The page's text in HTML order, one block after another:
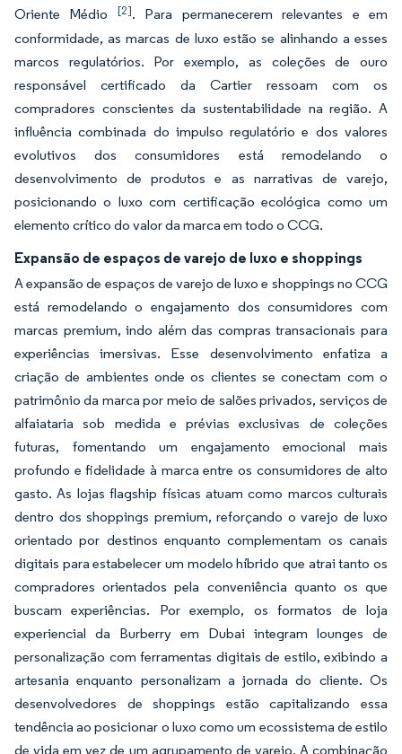
Oriente Médio [2]. Para permanecerem relevantes e em
conformidade, as marcas de luxo estão se alinhando a esses
marcos regulatórios. Por exemplo, as coleções de ouro
responsável certificado da Cartier ressoam com os
compradores conscientes da sustentabilidade na região. A
influência combinada do impulso regulatório e dos valores
evolutivos dos consumidores está remodelando o
desenvolvimento de produtos e as narrativas de varejo,
posicionando o luxo com certificação ecológica como um
elemento crítico do valor da marca em todo o CCG.
Expansão de espaços de varejo de luxo e shoppings
A expansão de espaços de varejo de luxo e shoppings no CCG
está remodelando o engajamento dos consumidores com
marcas premium, indo além das compras transacionais para
experiências imersivas. Esse desenvolvimento enfatiza a
criação de ambientes onde os clientes se conectam com o
patrimônio da marca por meio de salões privados, serviços de
alfaiataria sob medida e prévias exclusivas de coleções
futuras, fomentando um engajamento emocional mais
profundo e fidelidade à marca entre os consumidores de alto
gasto. As lojas flagship físicas atuam como marcos culturais
dentro dos shoppings premium, reforçando o varejo de luxo
orientado por destinos enquanto complementam os canais
digitais para estabelecer um modelo híbrido que atrai tanto os
compradores orientados pela conveniência quanto os que
buscam experiências. Por exemplo, os formatos de loja
experiencial da Burberry em Dubai integram lounges de
personalização com ferramentas digitais de estilo, exibindo a
artesania enquanto personalizam a jornada do cliente. Os
desenvolvedores de shoppings estão capitalizando essa
tendência ao posicionar o luxo como um ecossistema de estilo
de vida em vez de um agrupamento de varejo. A combinação